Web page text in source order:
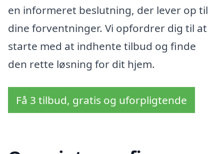
en informeret beslutning, der lever op til
dine forventninger. Vi opfordrer dig til at
starte med at indhente tilbud og finde
den rette løsning for dit hjem.
Få 3 tilbud, gratis og uforpligtende